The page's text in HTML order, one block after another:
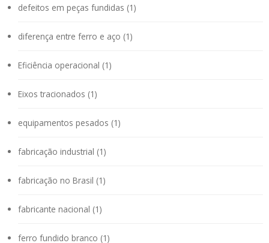
defeitos em peças fundidas (1)
diferença entre ferro e aço (1)
Eficiência operacional (1)
Eixos tracionados (1)
equipamentos pesados (1)
fabricação industrial (1)
fabricação no Brasil (1)
fabricante nacional (1)
ferro fundido branco (1)